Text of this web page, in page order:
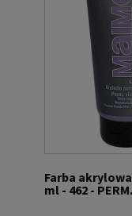
Farba
ml - 462 -